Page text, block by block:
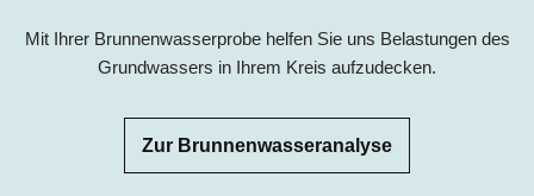
Mit Ihrer Brunnenwasserprobe helfen Sie uns Belastungen des
Grundwassers in Ihrem Kreis aufzudecken.
Zur Brunnenwasseranalyse